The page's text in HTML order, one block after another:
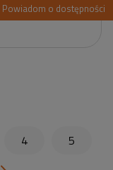
Powiadom o dostępności
4
5